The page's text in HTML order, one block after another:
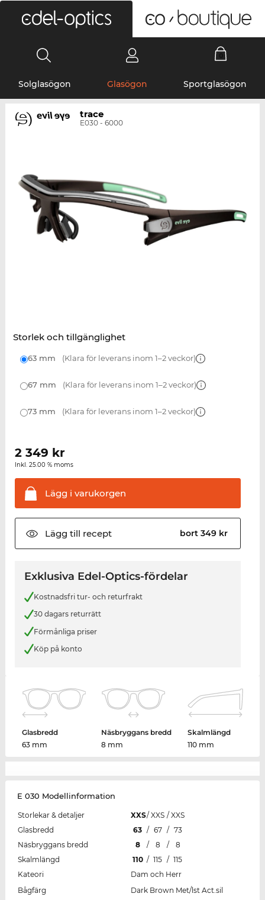
Solglasögon Glasögon Sportglasögon
trace
E030 - 6000
Storlek och tillgänglighet
63 mm (Klara för leverans inom 1–2 veckor)
67 mm (Klara för leverans inom 1–2 veckor)
73 mm (Klara för leverans inom 1–2 veckor)
2 349 kr
Inkl. 25.00 % moms
Lägg i varukorgen
Lägg till recept bort 349 kr
Exklusiva Edel-Optics-fördelar
Kostnadsfri tur- och returfrakt
30 dagars returrätt
Förmånliga priser
Köp på konto
Glasbredd
63 mm
Näsbryggans bredd
8 mm
Skalmlängd
110 mm
E 030 Modellinformation
Storlekar & detaljer XXS/ XXS / XXS
Glasbredd
63 / 67 / 73
Näsbryggans bredd
8 / 8 /
8
Skalmlängd
110 / 115 / 115
Kateori
Dam och Herr
Bågfärg
Dark Brown Met/lst Act.sil